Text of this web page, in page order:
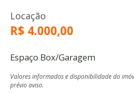
Locação
R$ 4.000,00
Espaço Box/Garagem
Valores informados e disponibilidade do
prévio aviso.